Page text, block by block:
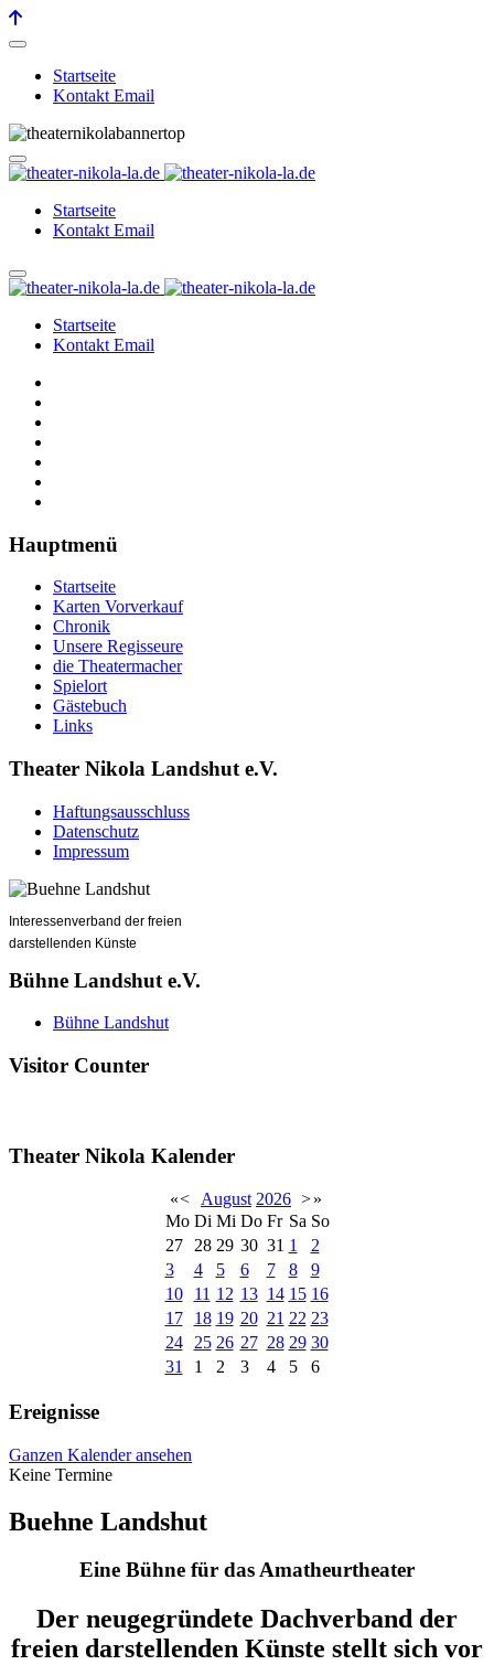
Startseite
Kontakt Email
Startseite
Kontakt Email
Startseite
Kontakt Email
Hauptmenü
Startseite
Karten Vorverkauf
Chronik
Unsere Regisseure
die Theatermacher
Spielort
Gästebuch
Links
Theater Nikola Landshut e.V.
Haftungsausschluss
Datenschutz
Impressum
Interessenverband der freien
darstellenden Künste
Bühne Landshut e.V.
Bühne Landshut
Visitor Counter
Theater Nikola Kalender
«< August 2026 >»
Mo Di Mi Do Fr Sa So
27
28 29 30 31 1
2
3
4 5 6 7 8
9
10
11 12 13 14 15 16
17
18 19 20 21 22 23
24
25 26 27 28 29 30
31
1 2 3 4 5 6
Ereignisse
Ganzen Kalender ansehen
Keine Termine
Buehne Landshut
Eine Bühne für das Amatheurtheater
Der neugegründete Dachverband der
freien darstellenden Künste stellt sich vor